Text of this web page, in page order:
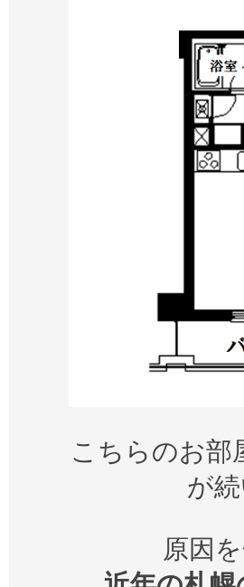
こちらのお部
が
原因